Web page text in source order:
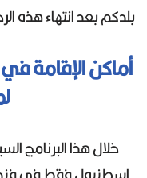
بلدكم بعد انتهاء هذه
أماكن الإقامة
خلال هذا البرنامج